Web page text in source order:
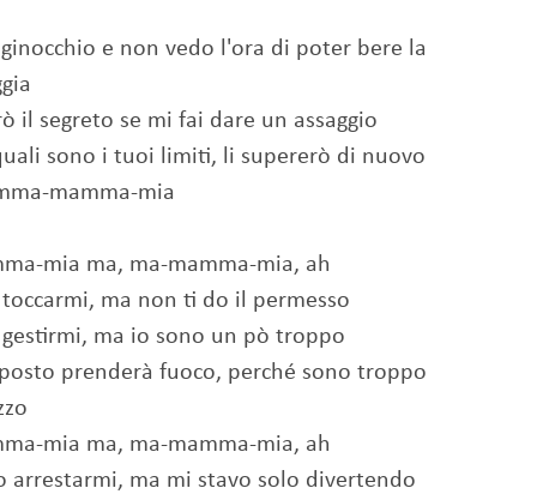
e non vedo l'ora di poter bere la
il segreto se mi fai dare un assaggio
sono i tuoi limiti, li supererò di nuovo
mamma-mia
mia ma, ma-mamma-mia, ah
ma non ti do il permesso
ma io sono un pò troppo
prenderà fuoco, perché sono troppo
mia ma, ma-mamma-mia, ah
arrestarmi, ma mi stavo solo divertendo